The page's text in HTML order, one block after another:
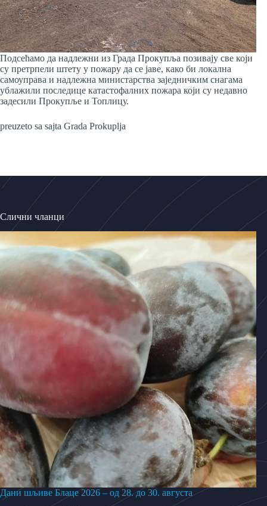
Подсећамо да надлежни из Града Прокупља позивају све који
су претрпели штету у пожару да се јаве, како би локална
самоуправа и надлежна министарства заједничким снагама
ублажили последице катастофалних пожара који су недавно
задесили Прокупље и Топлицу.
preuzeto sa sajta Grada Prokuplja
Слични чланци
Дани шљиве Блаце 2026 – од 28. до 30. августа